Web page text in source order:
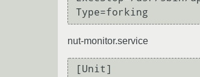
nut-monitor.service
[Unit]